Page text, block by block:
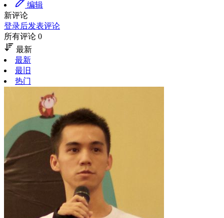
编辑
新评论
登录后发表评论
所有评论 0
最新
最新
最旧
热门